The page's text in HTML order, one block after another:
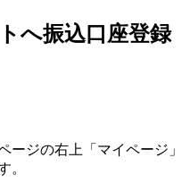
へ振込口座登録
ージの右上「マイページ」
。